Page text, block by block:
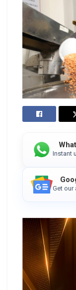
Instant
Get our